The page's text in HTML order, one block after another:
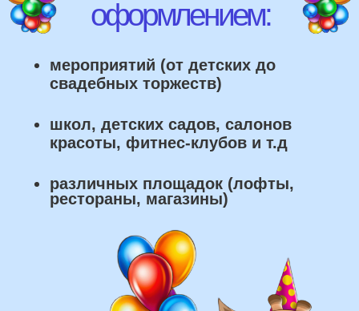
составление различных фонтанов
оформление фотозон
что мы умеем делать из
воздушных шаров: